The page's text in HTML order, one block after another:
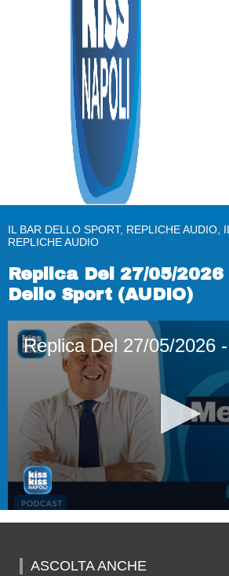
IL BAR DELLO SPORT, REPLICHE AUDIO,
REPLICHE AUDIO
Replica Del 27/05/2026
Dello Sport (AUDIO)
minutes,
ASCOLTA ANCHE